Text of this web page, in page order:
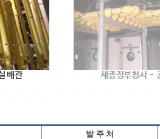
배관 세종정부청사 -
발 주 처